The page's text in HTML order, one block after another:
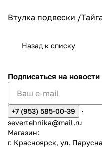
Втулка подвески /
Назад к списку
Подписаться на
+7 (953) 585-00-39
severtehnika@mail.ru
Магазин:
г. Красноярск, ул.